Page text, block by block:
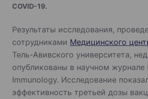
COVID-19.
Результаты исследования,
сотрудниками Медицинского
Тель-Авивского университета,
опубликованы в научном журнале
Immunology. Исследование
эффективность третьей дозы